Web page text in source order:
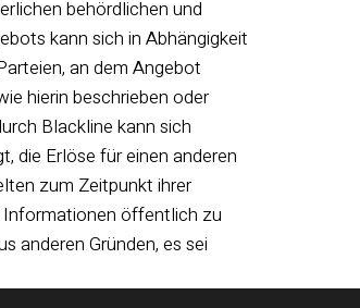
behördlichen und
kann sich in Abhängigkeit
an dem Angebot
hierin beschrieben oder
Blackline kann sich
die Erlöse für einen anderen
zum Zeitpunkt ihrer
öffentlich zu
anderen Gründen, es sei